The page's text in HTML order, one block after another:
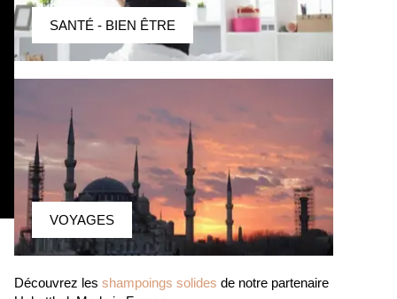
SANTÉ - BIEN ÊTRE
VOYAGES
Découvrez les shampoings solides de notre partenaire